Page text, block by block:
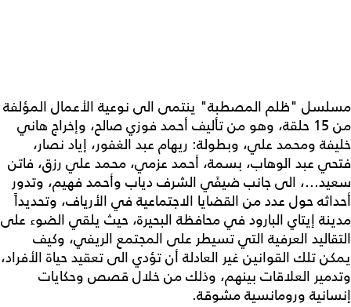
مسلسل "ظلم المصطبة" ينتمى الى نوعية الأعمال المؤلفة
من 15 حلقة، وهو من تأليف أحمد فوزي صالح، وإخراج هاني
خليفة ومحمد علي، وبطولة: ريهام عبد الغفور، إياد نصار،
فتحي عبد الوهاب، بسمة، أحمد عزمي، محمد علي رزق، فاتن
سعيد...، الى جانب ضيفَي الشرف دياب وأحمد فهيم، وتدور
أحداثه حول عدد من القضايا الاجتماعية في الأرياف، وتحديداً
مدينة إيتاي البارود في محافظة البحيرة، حيث يلقي الضوء على
التقاليد العرفية التي تسيطر على المجتمع الريفي، وكيف
يمكن تلك القوانين غير العادلة أن تؤدي الى تعقيد حياة الأفراد،
وتدمير العلاقات بينهم، وذلك من خلال قصص وحكايات
إنسانية ورومانسية مشوقة.